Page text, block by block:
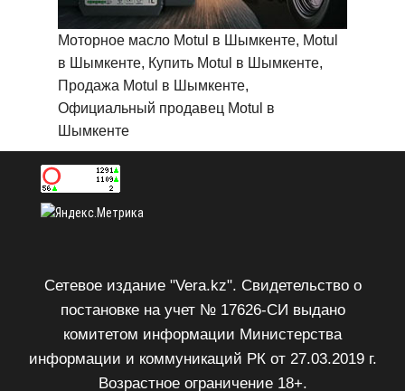
Моторное масло Motul в Шымкенте, Motul
в Шымкенте, Купить Motul в Шымкенте,
Продажа Motul в Шымкенте,
Официальный продавец Motul в
Шымкенте
Сетевое издание "Vera.kz". Свидетельство о
постановке на учет № 17626-СИ выдано
комитетом информации Министерства
информации и коммуникаций РК от 27.03.2019 г.
Возрастное ограничение 18+.